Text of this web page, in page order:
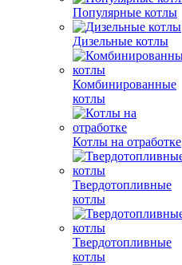
Популярные котлы
Дизельные котлы
Комбинированные
котлы
Котлы на отработке
Твердотопливные
котлы
Твердотопливные
котлы